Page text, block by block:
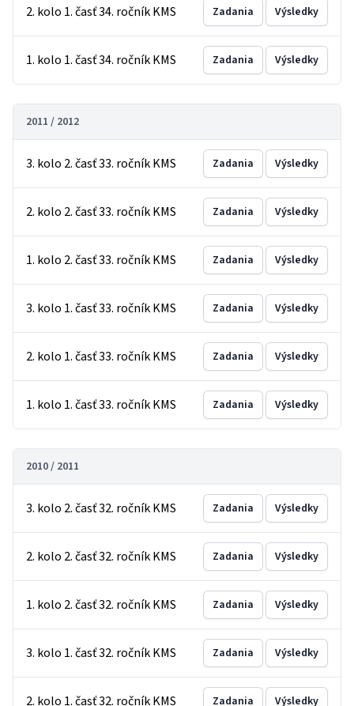
2. kolo 1. časť 34. ročník KMS Zadania Výsledky
1. kolo 1. časť 34. ročník KMS Zadania Výsledky
2011 / 2012
3. kolo 2. časť 33. ročník KMS Zadania Výsledky
2. kolo 2. časť 33. ročník KMS Zadania Výsledky
1. kolo 2. časť 33. ročník KMS Zadania Výsledky
3. kolo 1. časť 33. ročník KMS Zadania Výsledky
2. kolo 1. časť 33. ročník KMS Zadania Výsledky
1. kolo 1. časť 33. ročník KMS Zadania Výsledky
2010 / 2011
3. kolo 2. časť 32. ročník KMS Zadania Výsledky
2. kolo 2. časť 32. ročník KMS Zadania Výsledky
1. kolo 2. časť 32. ročník KMS Zadania Výsledky
3. kolo 1. časť 32. ročník KMS Zadania Výsledky
2. kolo 1. časť 32. ročník KMS Zadania Výsledky